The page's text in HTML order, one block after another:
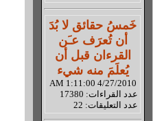
خَمسُ حقائق لا بُدَ
أن تُعرَف عـَن
القرءان قبل أن
يُعلَمَ منه شيء
4/27/2010 1:11:00 AM
عدد القراءات: 17380
عدد التعليقات: 22